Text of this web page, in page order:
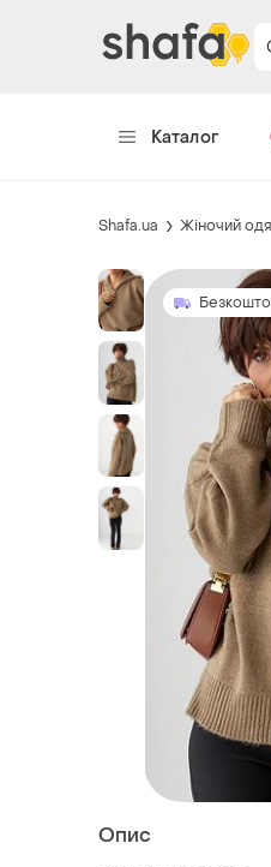
Каталог
Shafa.ua Жіночий
Опис